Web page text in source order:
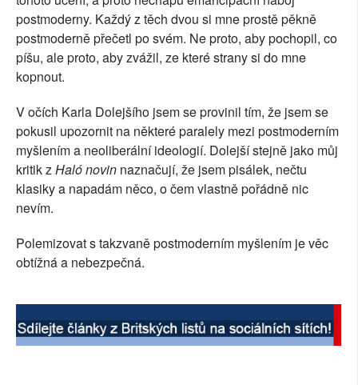
RUBRIKY
PLNÁ VERZE STRÁNEK
postmoderny. Každý z těch dvou si mne prostě pěkně
postmoderně přečetl po svém. Ne proto, aby pochopil, co
píšu, ale proto, aby zvážil, ze které strany si do mne
kopnout.
V očích Karla Dolejšího jsem se provinil tím, že jsem se
pokusil upozornit na některé paralely mezi postmoderním
myšlením a neoliberální ideologií. Dolejší stejně jako můj
kritik zHaló novin naznačují, že jsem pisálek, nečtu
klasiky a napadám něco, o čem vlastně pořádně nic
nevím.
Polemizovat s takzvaně postmoderním myšlením je věc
obtížná a nebezpečná.